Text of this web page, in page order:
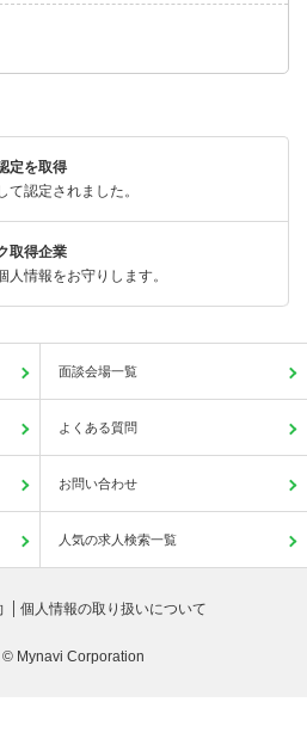
定を取得
て認定されました。
取得企業
人情報をお守りします。
面談会場一覧
よくある質問
お問い合わせ
人気の求人検索一覧
個人情報の取り扱いについて
Mynavi Corporation